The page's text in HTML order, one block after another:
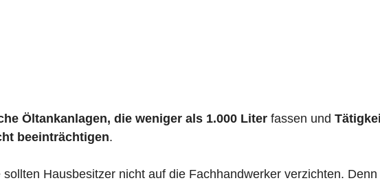
Öltankanlagen, die weniger als 1.000 Liter fassen und
beeinträchtigen.
Hausbesitzer nicht auf die Fachhandwerker verzichten.